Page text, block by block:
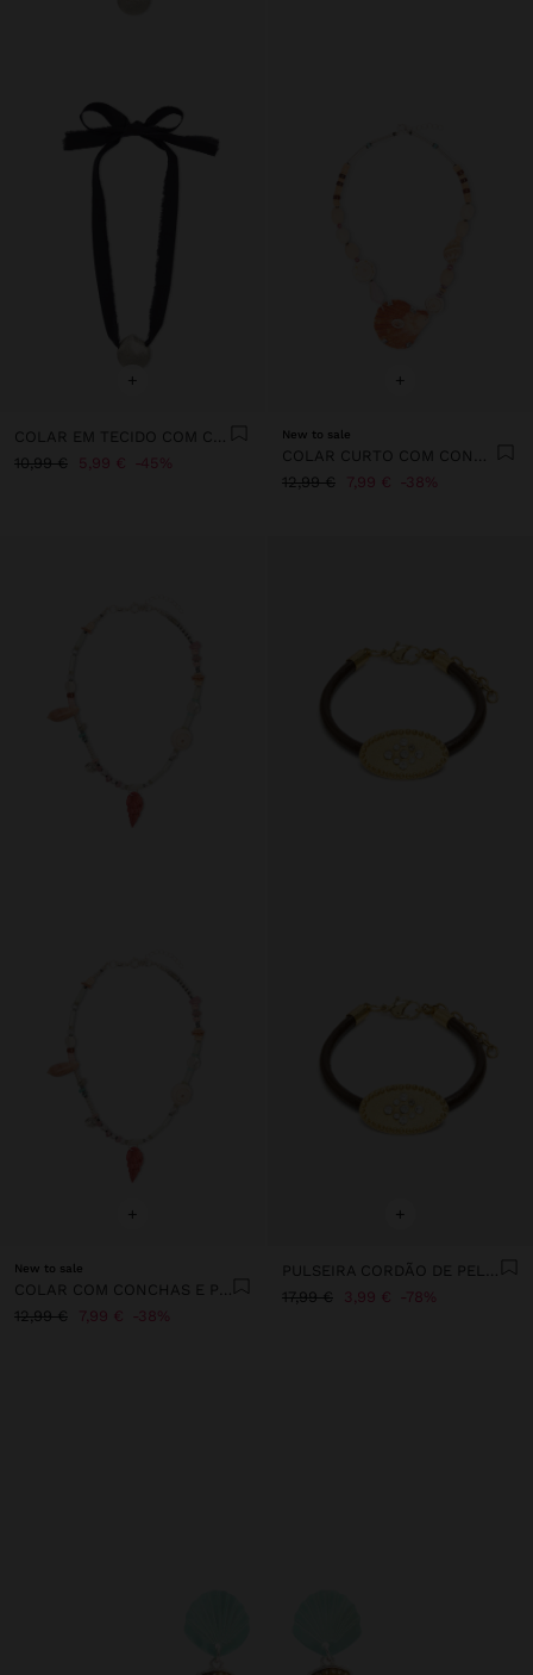
+
10,99 €
5,99 € 45%
+
New to sale
12,99 €
7,99 € 38%
+
New to sale
COLAR COM CONCHAS E PEDRAS MULTICOR
12,99 €
7,99 € 38%
+
PULSEIRA CORDÃO DE PELE PLACA OVAL COM CRISTAIS
17,99 €
3,99 € 78%